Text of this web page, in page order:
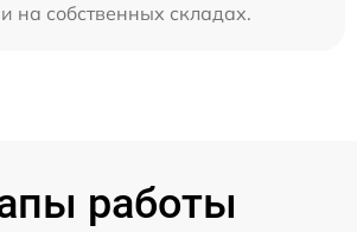
на собственных складах.
работы